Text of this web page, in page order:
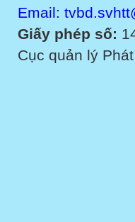
Email:
Giấy phép số:
Cục quản lý